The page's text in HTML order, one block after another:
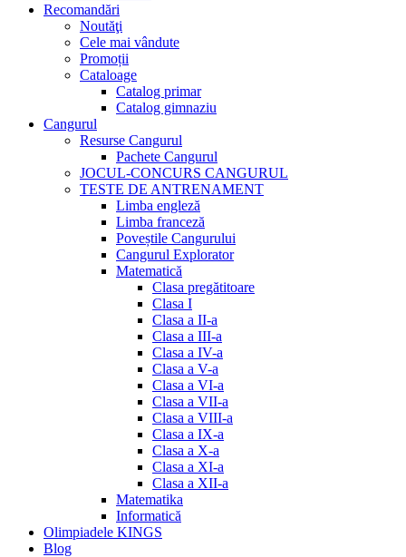
Recomandări
Noutăţi
Cele mai vândute
Promoții
Cataloage
Catalog primar
Catalog gimnaziu
Cangurul
Resurse Cangurul
Pachete Cangurul
JOCUL-CONCURS CANGURUL
TESTE DE ANTRENAMENT
Limba engleză
Limba franceză
Poveștile Cangurului
Cangurul Explorator
Matematică
Clasa pregătitoare
Clasa I
Clasa a II-a
Clasa a III-a
Clasa a IV-a
Clasa a V-a
Clasa a VI-a
Clasa a VII-a
Clasa a VIII-a
Clasa a IX-a
Clasa a X-a
Clasa a XI-a
Clasa a XII-a
Matematika
Informatică
Olimpiadele KINGS
Blog